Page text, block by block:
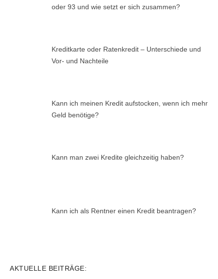
oder 93 und wie setzt er sich zusammen?
Kreditkarte oder Ratenkredit – Unterschiede und
Vor- und Nachteile
Kann ich meinen Kredit aufstocken, wenn ich mehr
Geld benötige?
Kann man zwei Kredite gleichzeitig haben?
Kann ich als Rentner einen Kredit beantragen?
AKTUELLE BEITRÄGE: